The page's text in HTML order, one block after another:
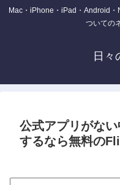
Mac・iPhone・iPad・Android
ついての
日々
公式アプリがな
するなら無料の